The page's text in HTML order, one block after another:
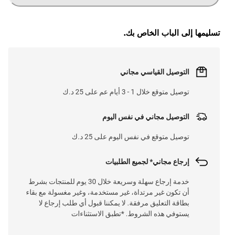
تسليمها إلى الباب الخاص بك.
التوصيل القياسي مجاني
توصيل متوقع خلال 1 - 3 أيام عم على 25 د.ك
التوصيل مجاني في نفس اليوم
توصيل متوقع في نفس اليوم على 25 د.ك
إرجاع مجاني* لجميع الطلبيات
خدمة إرجاع سهلة وسريعة خلال 30 يوم للمنتجات بشرط
أن تكون غير مرتداة، غير مستخدمة، وغير مغسولة مع بقاء
بطاقة التعليق مرفقة. لا يمكننا قبول أي طلب إرجاع لا
يستوفي هذه الشروط. *تطبق الاستثناءات